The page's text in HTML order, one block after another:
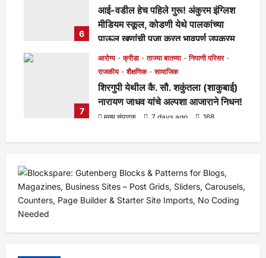
6
आई-वडील हेच पहिले गुरू! अंकुरम इंग्लिश
मीडियम स्कूल, कोडणी येथे पालकांच्या
पाऊल खुणांची पूजा करत भावपूर्ण उपक्रम
साजरा!
मुख्य संपादक 7 days ago
7
आरोग्य क्रीडा ताज्या बातम्या
निपाणी परिसर
राजकीय
शैक्षणिक सामाजिक
शिरगुपी येथील कै. सौ. शकुंतला (शाकुबाई)
नारायण जाधव यांचे अल्पशा आजाराने निधन!
मुख्य संपादक 7 days ago 168